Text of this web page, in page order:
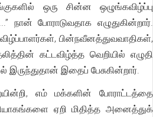
ஒரு சின்ன ஒழுங்கவிழ்ப்பு
நான் போராடுவதாக எழுதுகின்றார்.
பின்நவீனத்துவவாதிகள்,
கட்டவிழ்த்த வெறியில் எழுதி
இருந்துதான் இதைப் பேசுகின்றார்.
எம் மக்களின் போராட்டத்தை
ஏறி மிதித்த அனைத்துக்